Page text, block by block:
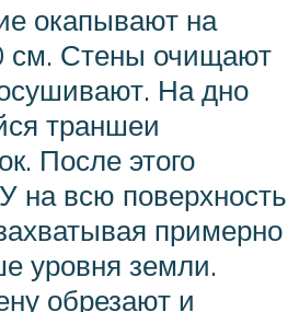
окапывают на
см. Стены очищают
На дно
траншеи
После этого
на всю поверхность
примерно
уровня земли.
обрезают и